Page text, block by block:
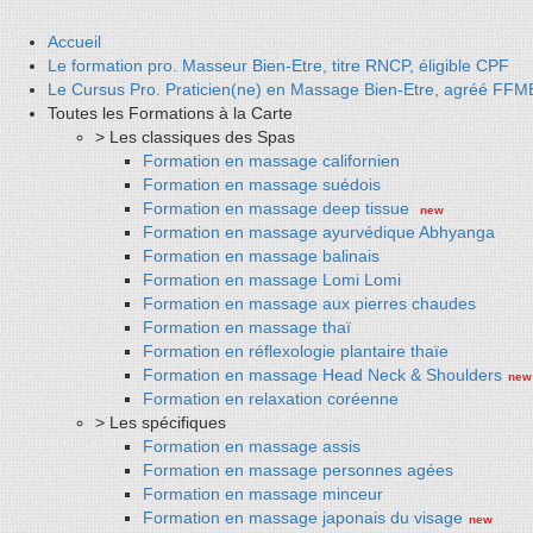
Accueil
Le formation pro. Masseur Bien-Etre, titre RNCP, éligible CPF
Le Cursus Pro. Praticien(ne) en Massage Bien-Etre, agréé
Toutes les Formations à la Carte
> Les classiques des Spas
Formation en massage californien
Formation en massage suédois
Formation en massage deep tissue
new
Formation en massage ayurvédique Abhyanga
Formation en massage balinais
Formation en massage Lomi Lomi
Formation en massage aux pierres chaudes
Formation en massage thaï
Formation en réflexologie plantaire thaïe
Formation en massage Head Neck & Shoulders new
Formation en relaxation coréenne
> Les spécifiques
Formation en massage assis
Formation en massage personnes agées
Formation en massage minceur
Formation en massage japonais du visage new